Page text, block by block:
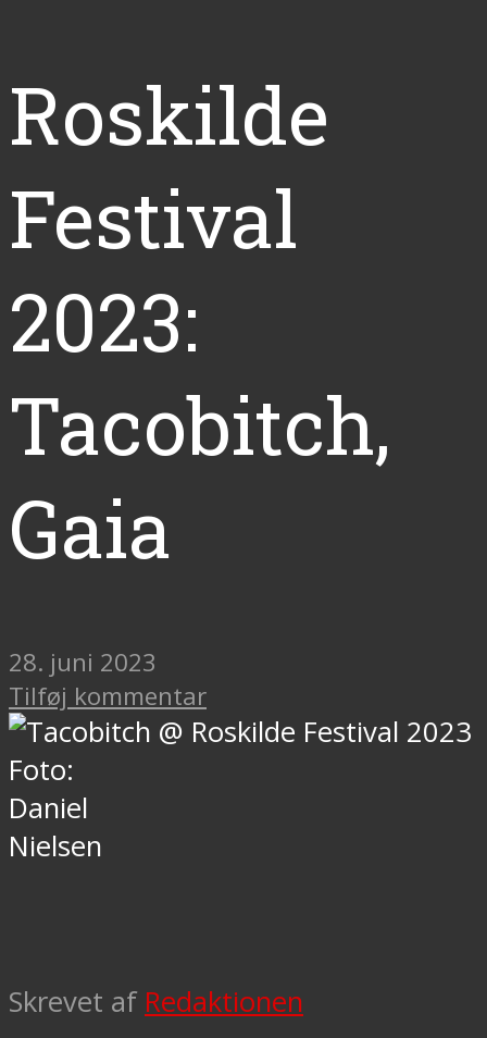
Roskilde
Festival
2023:
Tacobitch,
Gaia
28. juni 2023
Tilføj kommentar
Foto:
Daniel
Nielsen
Skrevet af Redaktionen